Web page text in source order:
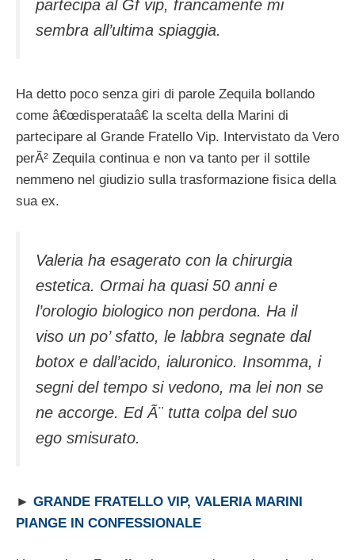
partecipa al Gf vip, francamente mi
sembra all’ultima spiaggia.
Ha detto poco senza giri di parole Zequila bollando
come â€œdisperataâ€ la scelta della Marini di
partecipare al Grande Fratello Vip. Intervistato da Vero
perÃ² Zequila continua e non va tanto per il sottile
nemmeno nel giudizio sulla trasformazione fisica della
sua ex.
Valeria ha esagerato con la chirurgia
estetica. Ormai ha quasi 50 anni e
l’orologio biologico non perdona. Ha il
viso un po’ sfatto, le labbra segnate dal
botox e dall’acido, ialuronico. Insomma, i
segni del tempo si vedono, ma lei non se
ne accorge. Ed Ã¨ tutta colpa del suo
ego smisurato.
► GRANDE FRATELLO VIP, VALERIA MARINI
PIANGE IN CONFESSIONALE